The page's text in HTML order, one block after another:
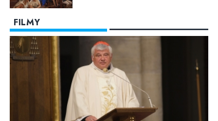
FILMY